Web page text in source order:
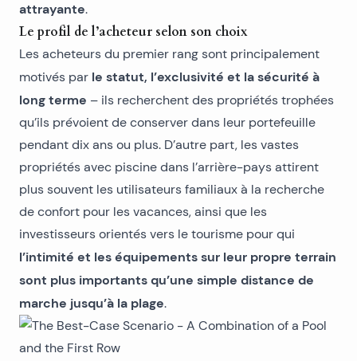
attrayante.
Le profil de l’acheteur selon son choix
Les acheteurs du premier rang sont principalement
motivés par le statut, l’exclusivité et la sécurité à
long terme – ils recherchent des propriétés trophées
qu’ils prévoient de conserver dans leur portefeuille
pendant dix ans ou plus. D’autre part, les vastes
propriétés avec piscine dans l’arrière-pays attirent
plus souvent les utilisateurs familiaux à la recherche
de confort pour les vacances, ainsi que les
investisseurs orientés vers le tourisme pour qui
l’intimité et les équipements sur leur propre terrain
sont plus importants qu’une simple distance de
marche jusqu’à la plage.